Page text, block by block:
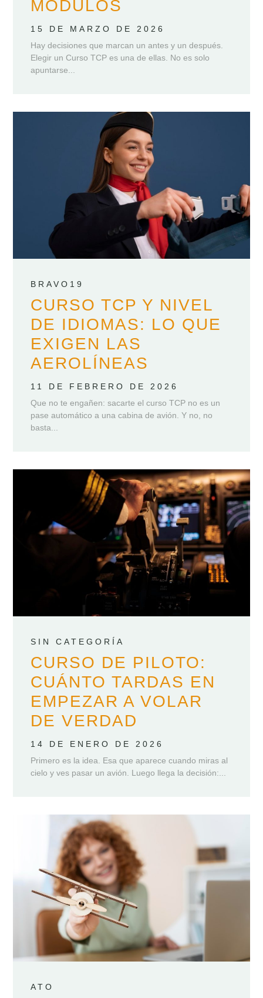
MÓDULOS
15 DE MARZO DE 2026
Hay decisiones que marcan un antes y un después.
Elegir un Curso TCP es una de ellas. No es solo
apuntarse...
BRAVO19
CURSO TCP Y NIVEL
DE IDIOMAS: LO QUE
EXIGEN LAS
AEROLÍNEAS
11 DE FEBRERO DE 2026
Que no te engañen: sacarte el curso TCP no es un
pase automático a una cabina de avión. Y no, no
basta...
SIN CATEGORÍA
CURSO DE PILOTO:
CUÁNTO TARDAS EN
EMPEZAR A VOLAR
DE VERDAD
14 DE ENERO DE 2026
Primero es la idea. Esa que aparece cuando miras al
cielo y ves pasar un avión. Luego llega la decisión:...
ATO